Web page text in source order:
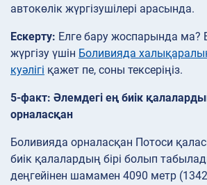
автокөлік жүргізушілері арасында.
Ескерту: Елге бару жоспарында ма?
жүргізу үшін Боливияда
куәлігі қажет пе, соны тексеріңіз.
5-факт: Әлемдегі ең биік
орналасқан
Боливияда орналасқан Потоси
биік қалалардың бірі болып
деңгейінен шамамен 4090 метр